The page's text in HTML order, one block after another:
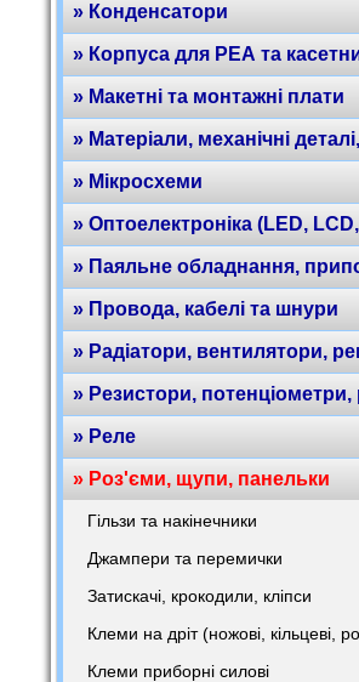
» Конденсатори
» Корпуса для РЕА та
» Макетні та монтажні плати
» Матеріали, механічні
» Мікросхеми
» Оптоелектроніка (LED,
» Паяльне обладнання,
» Провода, кабелі та шнури
» Радіатори, вентилятори,
» Резистори, потенціометри,
» Реле
» Роз'єми, щупи, панельки
Гільзи та накінечники
Джампери та перемички
Затискачі, крокодили, кліпси
Клеми на дріт (ножові, кільцеві,
Клеми приборні силові